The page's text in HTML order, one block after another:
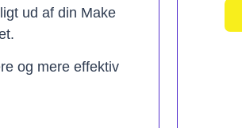
ud af din Make
og mere effektiv